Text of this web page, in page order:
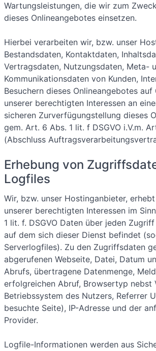
Wartungsleistungen, die wir zum
dieses Onlineangebotes einsetzen.
Hierbei verarbeiten wir, bzw. unser
Bestandsdaten, Kontaktdaten,
Vertragsdaten, Nutzungsdaten, Meta-
Kommunikationsdaten von Kunden,
Besuchern dieses Onlineangebotes auf
unserer berechtigten Interessen an
sicheren Zurverfügungstellung dieses
gem. Art. 6 Abs. 1 lit. f DSGVO i.V.m.
(Abschluss
Erhebung von
Logfiles
Wir, bzw. unser Hostinganbieter,
unserer berechtigten Interessen im
1 lit. f. DSGVO Daten über jeden
auf dem sich dieser Dienst befindet
Serverlogfiles). Zu den Zugriffsdaten
abgerufenen Webseite, Datei, Datum
Abrufs, übertragene Datenmenge,
erfolgreichen Abruf, Browsertyp nebst
Betriebssystem des Nutzers, Referrer
besuchte Seite), IP-Adresse und der
Provider.
Logfile-Informationen werden aus